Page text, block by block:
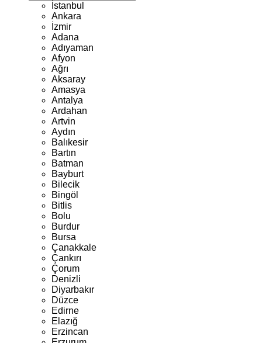
İstanbul
Ankara
İzmir
Adana
Adıyaman
Afyon
Ağrı
Aksaray
Amasya
Antalya
Ardahan
Artvin
Aydın
Balıkesir
Bartın
Batman
Bayburt
Bilecik
Bingöl
Bitlis
Bolu
Burdur
Bursa
Çanakkale
Çankırı
Çorum
Denizli
Diyarbakır
Düzce
Edirne
Elazığ
Erzincan